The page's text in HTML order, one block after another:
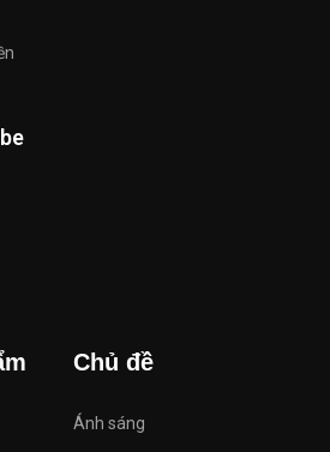
Chủ đề
Ánh sáng